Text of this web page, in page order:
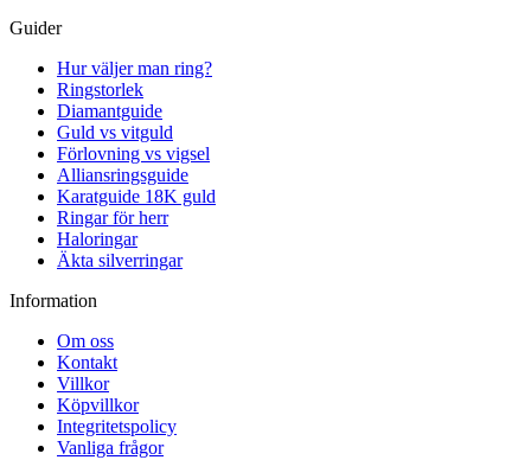
Guider
Hur väljer man ring?
Ringstorlek
Diamantguide
Guld vs vitguld
Förlovning vs vigsel
Alliansringsguide
Karatguide 18K guld
Ringar för herr
Haloringar
Äkta silverringar
Information
Om oss
Kontakt
Villkor
Köpvillkor
Integritetspolicy
Vanliga frågor